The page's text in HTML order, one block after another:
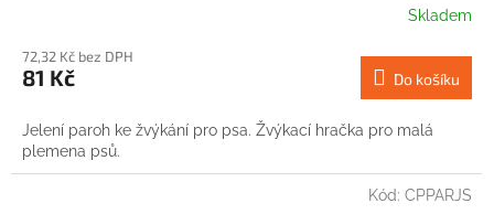
Skladem
72,32 Kč bez DPH
81 Kč Do košíku
Jelení paroh ke žvýkání pro psa. Žvýkací hračka pro malá
plemena psů.
Kód: CPPARJS